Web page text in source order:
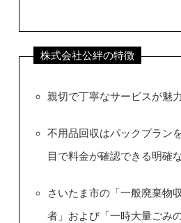
株式会社公絆の特徴
親切で丁寧なサービスが魅
不用品回収はパックプラン
目で料金が確認できる明確
さいたま市の「一般廃棄物
者」および「一時大量ごみ